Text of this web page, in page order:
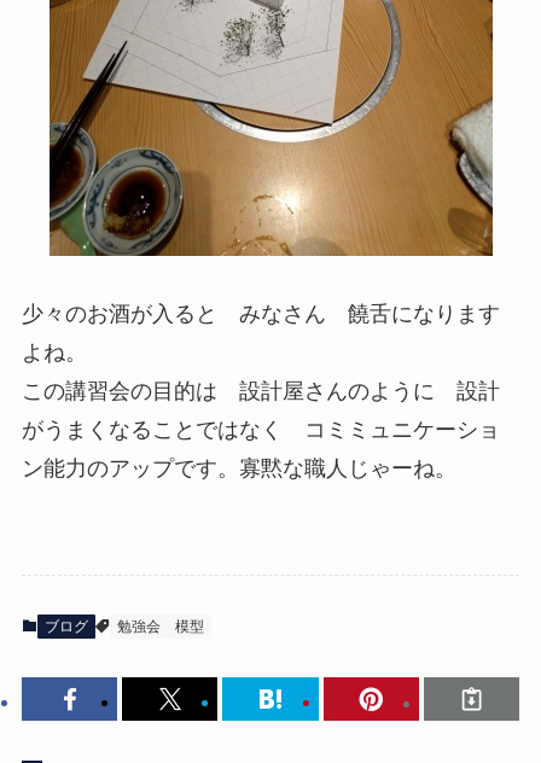
少々のお酒が入ると みなさん 饒舌になります
よね。
この講習会の目的は 設計屋さんのように 設計
がうまくなることではなく コミミュニケーショ
ン能力のアップです。寡黙な職人じゃーね。
ブログ 勉強会 模型